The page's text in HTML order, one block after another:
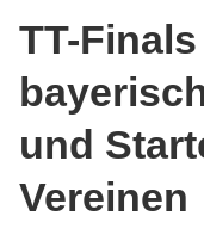
TT-
und
Vereinen